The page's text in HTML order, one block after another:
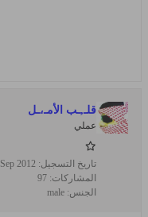
قلـ,ـب الأمـ،ـل
عملي
تاريخ التسجيل: Sep 2012
المشاركات: 97
الجنس: male